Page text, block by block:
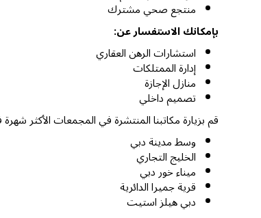
منتجع صحي مشترك
بإمكانك الاستفسار عن:
استشارات الرهن العقاري
إدارة الممتلكات
منازل الإجازة
تصميم داخلي
قم بزيارة مكاتبنا المنتشرة في المجمعات الأكثر
وسط مدينة دبي
الخليج التجاري
ميناء خور دبي
قرية جميرا الدائرية
دبي هيلز استيت